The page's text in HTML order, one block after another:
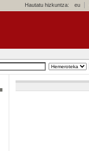
Hautatu hizkuntza: eu